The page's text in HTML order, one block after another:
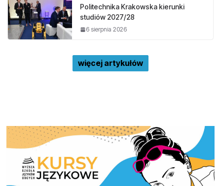
Politechnika Krakowska kierunki
studiów 2027/28
6 sierpnia 2026
więcej artykułów